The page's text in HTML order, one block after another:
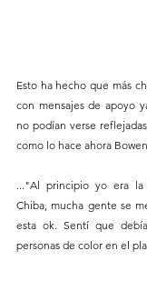
Esto ha hecho que más
con mensajes de apoyo
no podían verse
como lo hace ahora
..."Al principio yo era
Chiba, mucha gente se
esta ok. Sentí que
personas de color en el